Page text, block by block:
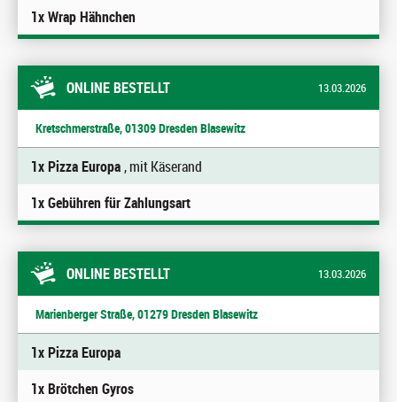
1x Wrap Hähnchen
ONLINE BESTELLT 13.03.2026
Kretschmerstraße, 01309 Dresden Blasewitz
1x Pizza Europa, mit Käserand
1x Gebühren für Zahlungsart
ONLINE BESTELLT 13.03.2026
Marienberger Straße, 01279 Dresden Blasewitz
1x Pizza Europa
1x Brötchen Gyros